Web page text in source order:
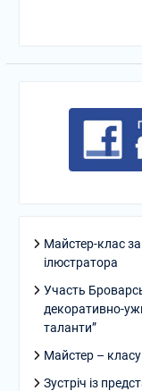
Майстер-клас
ілюстратора
Участь
декоративно-
таланти”
Майстер –
Зустріч із